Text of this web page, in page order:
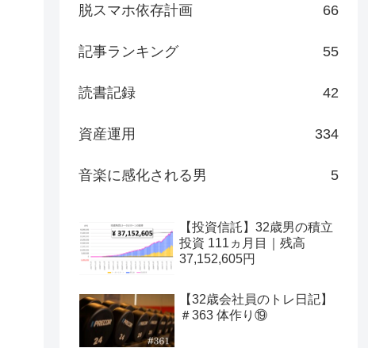
脱スマホ依存計画 66
記事ランキング 55
読書記録 42
資産運用 334
音楽に感化される男 5
【投資信託】32歳男の積立
投資 111ヵ月目｜残高
37,152,605円
【32歳会社員のトレ日記】
＃363 体作り⑲